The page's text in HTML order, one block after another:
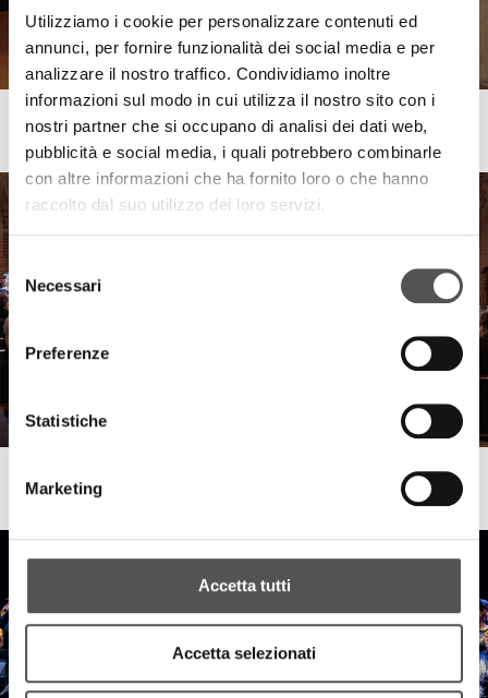
Utilizziamo i cookie per personalizzare contenuti ed
annunci, per fornire funzionalità dei social media e per
analizzare il nostro traffico. Condividiamo inoltre
informazioni sul modo in cui utilizza il nostro sito con i
nostri partner che si occupano di analisi dei dati web,
pubblicità e social media, i quali potrebbero combinarle
con altre informazioni che ha fornito loro o che hanno
raccolto dal suo utilizzo dei loro servizi.
Selezione
del
consenso
Necessari
Preferenze
Statistiche
Marketing
Accetta tutti
Accetta selezionati
Fondazione Banca Agricola Mantovana
4B + C